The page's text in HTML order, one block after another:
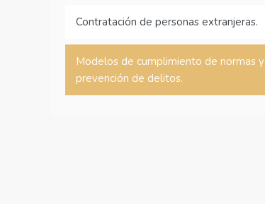
Contratación de personas extranjeras.
Modelos de cumplimiento de normas y
prevención de delitos.